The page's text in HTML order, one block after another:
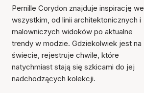
Pernille Corydon znajduje inspirację we
wszystkim, od linii architektonicznych i
malowniczych widoków po aktualne
trendy w modzie. Gdziekolwiek jest na
świecie, rejestruje chwile, które
natychmiast stają się szkicami do jej
nadchodzących kolekcji.